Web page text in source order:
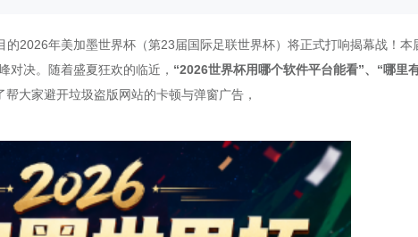
2026年美加墨世界杯（第23届国际足联世界杯）将正式打响揭幕战！本
对决。
随着盛夏狂欢的临近， “2026世界杯用哪个软件平台能看”、“哪里
大家避开垃圾盗版网站的卡顿与弹窗广告，